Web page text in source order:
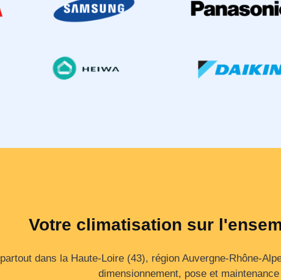
Votre climatisation sur
dans la Haute‑Loire (43), région
dimensionnement, pose et